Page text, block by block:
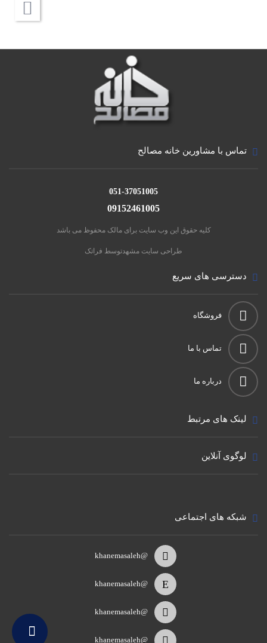
تماس با مشاورین خانه مصالح
051-37051005
09152461005
کلیه حقوق این وب سایت برای مالک محفوظ می باشد
طراحی سایت مشهدتوسط فراتک
دسترسی های سریع
فروشگاه
تماس با ما
درباره ما
لینک های مرتبط
لوگوی آنلاین
شبکه های اجتماعی
@khanemasaleh
@khanemasaleh
@khanemasaleh
@khanemasaleh